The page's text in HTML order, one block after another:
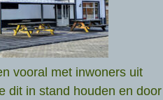
vooral met inwoners uit
dit in stand houden en door